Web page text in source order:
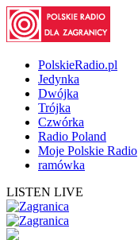
PolskieRadio.pl
Jedynka
Dwójka
Trójka
Czwórka
Radio Poland
Moje Polskie Radio
ramówka
LISTEN LIVE